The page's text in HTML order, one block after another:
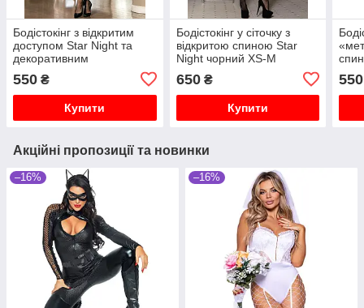
Бодістокінг з відкритим
доступом Star Night та
декоративним
бантиків, чорний
550 ₴
Купити
Бодістокінг у сіточку з
відкритою спиною Star
Night чорний XS-M
650₴
Купити
550
Акційні пропозиції та новинки
–16% –16%